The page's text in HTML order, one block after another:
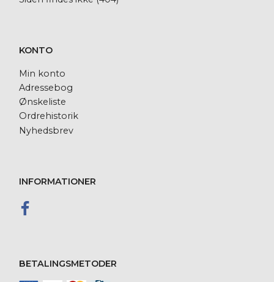
KONTO
Min konto
Adressebog
Ønskeliste
Ordrehistorik
Nyhedsbrev
INFORMATIONER
BETALINGSMETODER